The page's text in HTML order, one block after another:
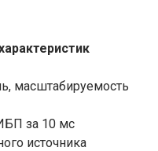
масштабируемость
за 10 мс
источника